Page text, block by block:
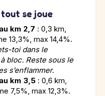
se joue
km 2,7 : 0,3 km,
13,3%, max 14,4%.
toi dans le
bloc. Reste sous le
s’enflammer.
km 3,5 : 0,6 km,
7,5%, max 12,3%.